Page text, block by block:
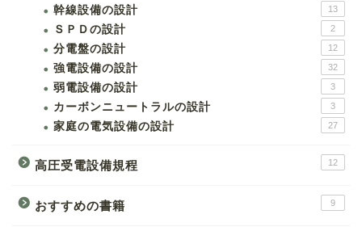
幹線設備の設計 13
ＳＰＤの設計 2
分電盤の設計 12
強電設備の設計 32
弱電設備の設計 3
カーボンニュートラルの設計 3
家庭の電気設備の設計 27
高圧受電設備規程 12
おすすめの書籍 9